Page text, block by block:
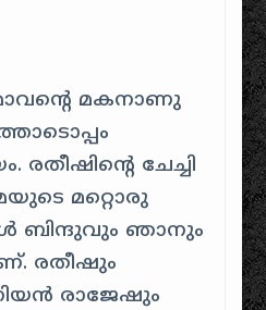
മകനാണു
രതീഷിന്റെ ചേച്ചി
മറ്റൊരു
ബിന്ദുവും ഞാനും
രതീഷും
രാജേഷും